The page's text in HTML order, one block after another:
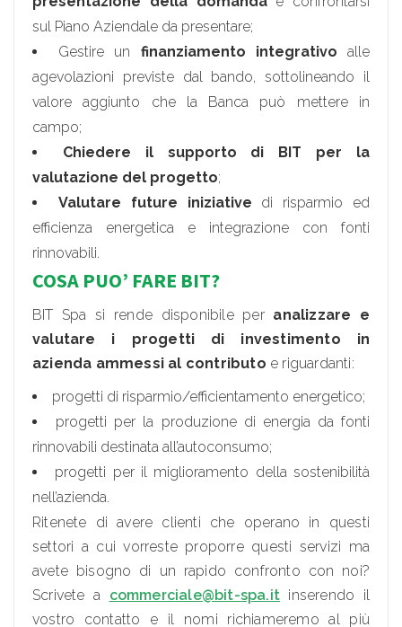
sul Piano Aziendale da presentare;
Gestire un finanziamento integrativo alle
agevolazioni previste dal bando, sottolineando il
valore aggiunto che la Banca può mettere in
campo;
Chiedere il
supporto di BIT per la
valutazione del progetto;
Valutare future iniziative di risparmio ed
efficienza energetica e integrazione con fonti
rinnovabili.
COSA PUO’ FARE BIT?
BIT Spa si rende disponibile per analizzare e
valutare i progetti di investimento in
azienda ammessi al contributo e riguardanti:
progetti di risparmio/efficientamento energetico;
progetti per la produzione di energia da fonti
rinnovabili destinata all’autoconsumo;
progetti per il miglioramento della sostenibilità
nell’azienda.
Ritenete di avere clienti che operano in questi
settori a cui vorreste proporre questi servizi ma
avete bisogno di un rapido confronto con noi?
Scrivete a commerciale@bit-spa.it inserendo il
vostro contatto e il nomi richiameremo al più